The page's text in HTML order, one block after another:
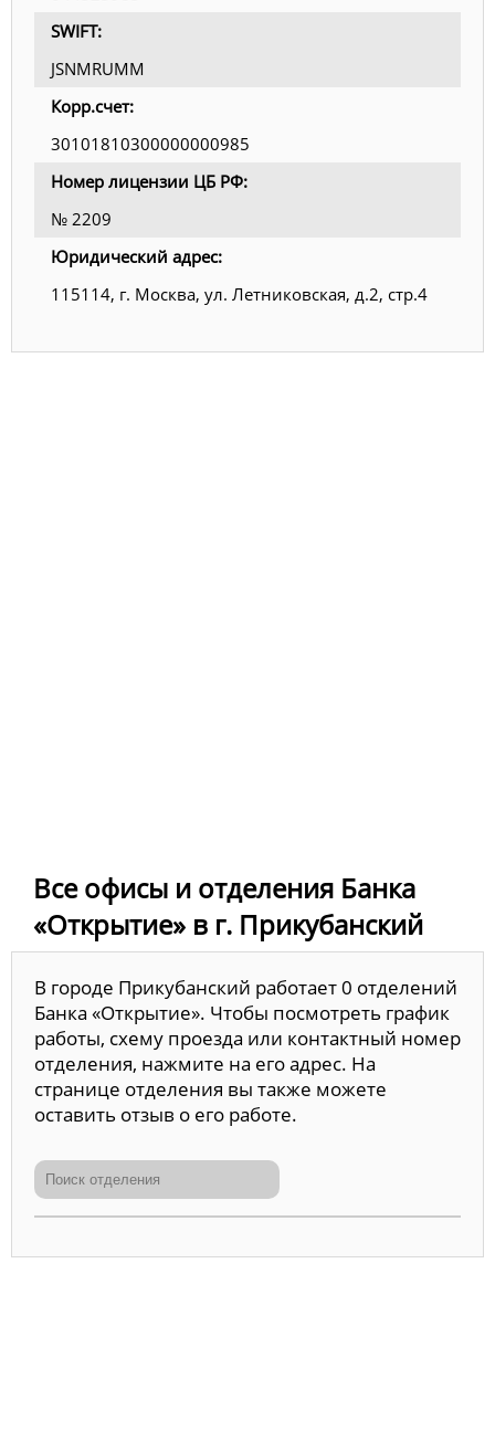
SWIFT:
JSNMRUMM
Корр.счет:
30101810300000000985
Номер лицензии ЦБ РФ:
№ 2209
Юридический адрес:
115114, г. Москва, ул. Летниковская, д.2, стр.4
Все офисы и отделения Банка
«Открытие» в г. Прикубанский
В городе Прикубанский работает 0 отделений
Банка «Открытие». Чтобы посмотреть график
работы, схему проезда или контактный номер
отделения, нажмите на его адрес. На
странице отделения вы также можете
оставить отзыв о его работе.